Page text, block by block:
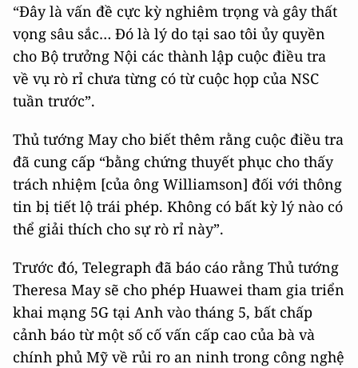
“Đây là vấn đề cực kỳ nghiêm trọng và gây thất
vọng sâu sắc… Đó là lý do tại sao tôi ủy quyền
cho Bộ trưởng Nội các thành lập cuộc điều tra
về vụ rò rỉ chưa từng có từ cuộc họp của NSC
tuần trước”.
Thủ tướng May cho biết thêm rằng cuộc điều tra
đã cung cấp “bằng chứng thuyết phục cho thấy
trách nhiệm [của ông Williamson] đối với thông
tin bị tiết lộ trái phép. Không có bất kỳ lý nào có
thể giải thích cho sự rò rỉ này”.
Trước đó, Telegraph đã báo cáo rằng Thủ tướng
Theresa May sẽ cho phép Huawei tham gia triển
khai mạng 5G tại Anh vào tháng 5, bất chấp
cảnh báo từ một số cố vấn cấp cao của bà và
chính phủ Mỹ về rủi ro an ninh trong công nghệ